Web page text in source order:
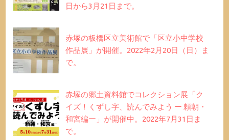
日から3月21日まで。
赤塚の板橋区立美術館で「区立小中学校
作品展」が開催。2022年2月20日（日）ま
で。
赤塚の郷土資料館でコレクション展「ク
イズ！くずし字、読んでみよう ー 頼朝・
和宮編ー」が開催中。2022年7月31日ま
で。